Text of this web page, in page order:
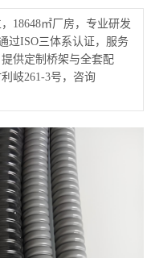
18648㎡厂房，专业研发
过ISO三体系认证，服务
供定制桥架与全套配
岐261-3号，咨询